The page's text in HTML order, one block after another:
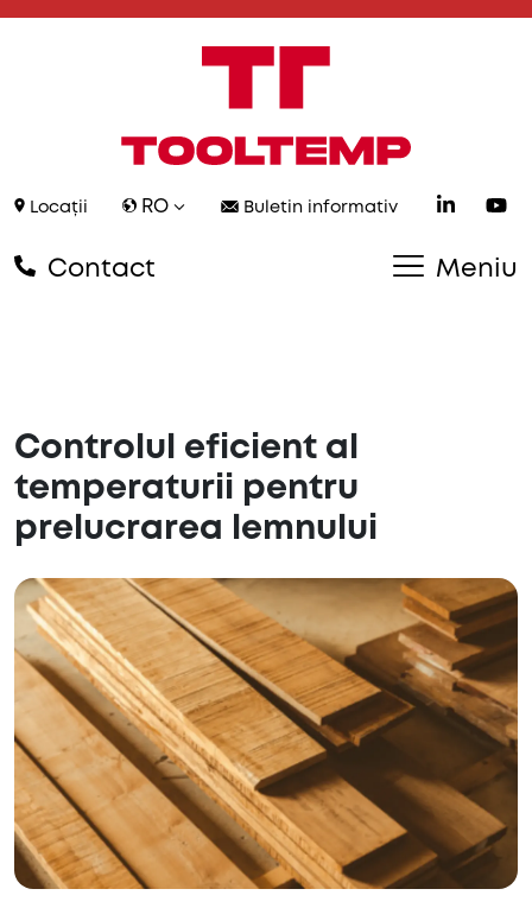
Locații RO Buletin informativ
Contact Meniu
Controlul eficient al
temperaturii pentru
prelucrarea lemnului